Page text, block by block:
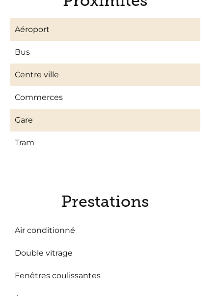
Aéroport
Bus
Centre ville
Commerces
Gare
Tram
Prestations
Air conditionné
Double vitrage
Fenêtres coulissantes